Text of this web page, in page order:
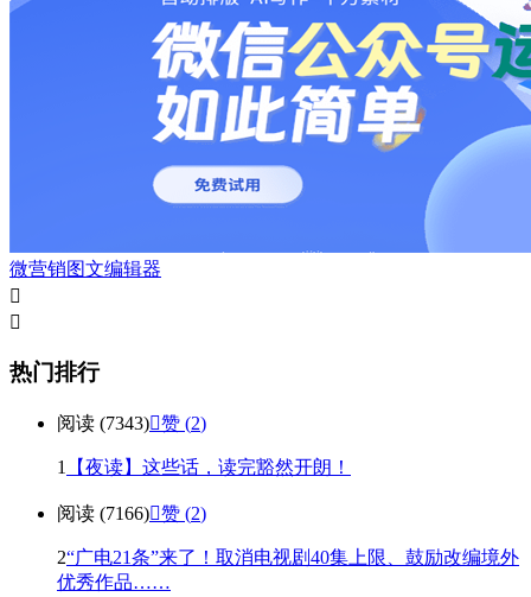
微营销图文编辑器


热门排行
阅读 (7343)赞 (2)
1 【夜读】这些话，读完豁然开朗！
阅读 (7166)赞 (2)
2“广电21条”来了！取消电视剧40集上限、鼓励改编境外
优秀作品……